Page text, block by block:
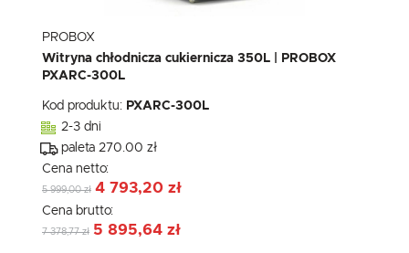
PROBOX
Witryna chłodnicza cukiernicza 350L | PROBOX
PXARC-300L
Kod produktu: PXARC-300L
2-3 dni
paleta 270.00 zł
Cena netto:
5 999,00 zł 4 793,20 zł
Cena brutto:
7 378,77 zł 5 895,64 zł